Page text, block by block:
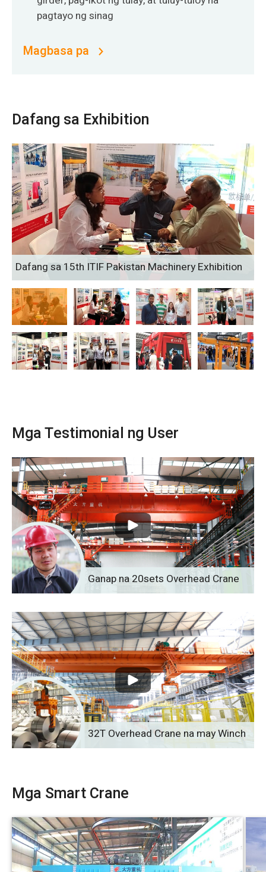
pagtayo ng sinag
Magbasa pa
Dafang sa Exhibition
Dafang sa 15th ITIF Pakistan Machinery Exhibition
Mga Testimonial ng User
Ganap na 20sets Overhead Crane
32T Overhead Crane na may Winch
Mga Smart Crane